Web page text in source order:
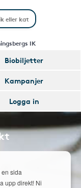
IK
Biobiljetter
Kampanjer
Logga in
sida
upp direkt! Ni